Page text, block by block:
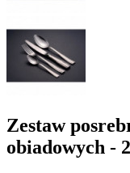
Zestaw
obiadowych -